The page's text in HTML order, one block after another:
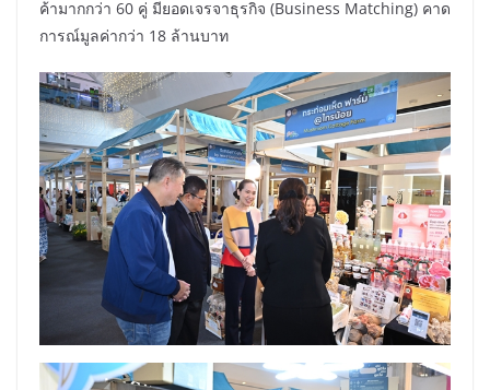
ค้ามากกว่า 60 คู่ มียอดเจรจาธุรกิจ (Business Matching) คาด
การณ์มูลค่ากว่า 18 ล้านบาท